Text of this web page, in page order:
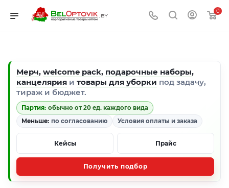
0
Мерч, welcome pack, подарочные наборы,
канцелярия и товары для уборки под задачу,
тираж и бюджет.
Партия: обычно от 20 ед. каждого вида
Меньше: по согласованию Условия оплаты и заказа
Кейсы Прайс
Получить подбор